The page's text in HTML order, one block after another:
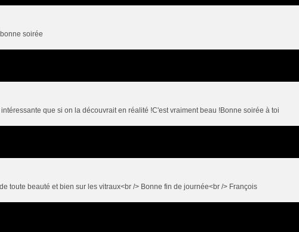
soirée
que si on la découvrait en réalité !C'est vraiment beau !Bonne soirée à toi
toute beauté et bien sur les vitraux<br /> Bonne fin de journée<br /> François